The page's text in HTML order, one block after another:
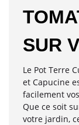
SUR
Le Pot Terre
et Capucine
facilement
Que ce soit
votre jardin,